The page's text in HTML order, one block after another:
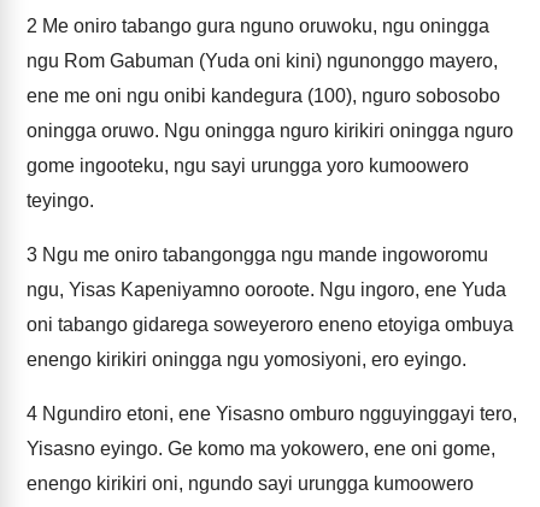
2 Me oniro tabango gura nguno oruwoku, ngu oningga
ngu Rom Gabuman (Yuda oni kini) ngunonggo mayero,
ene me oni ngu onibi kandegura (100), nguro sobosobo
oningga oruwo. Ngu oningga nguro kirikiri oningga nguro
gome ingooteku, ngu sayi urungga yoro kumoowero
teyingo.
3 Ngu me oniro tabangongga ngu mande ingoworomu
ngu, Yisas Kapeniyamno ooroote. Ngu ingoro, ene Yuda
oni tabango gidarega soweyeroro eneno etoyiga ombuya
enengo kirikiri oningga ngu yomosiyoni, ero eyingo.
4 Ngundiro etoni, ene Yisasno omburo ngguyinggayi tero,
Yisasno eyingo. Ge komo ma yokowero, ene oni gome,
enengo kirikiri oni, ngundo sayi urungga kumoowero